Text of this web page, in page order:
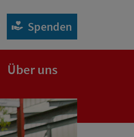
Spenden
Seite)
Über uns